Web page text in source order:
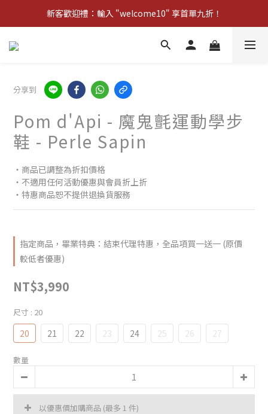
新客歡迎禮：輸入 "welcome10" 享首單九折！
新客歡迎禮：輸入 "welcome10" 享首單九折！
分享到
Pom d'Api - 魔鬼氈運動學步
鞋 - Perle Sapin
‧商品已調整為折扣價格
‧不適用任何活動優惠與會員折上折
‧特惠商品恕不提供退換貨服務
指定商品，畢業特典：結束代理特惠，全品項買一送一 (原價
較低者優惠)
NT$3,990
尺寸 : 20
20 21 22 23 24 25 26 27
數量
以優惠價加購商品 (最多 1 件)